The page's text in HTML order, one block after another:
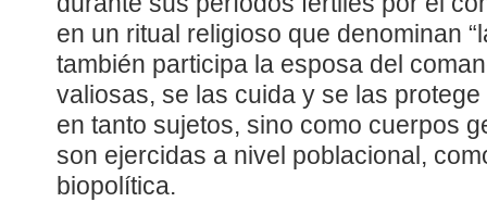
en un ritual religioso que denominan
también participa la esposa del
valiosas, se las cuida y se las
en tanto sujetos, sino como cuerpos
son ejercidas a nivel poblacional,
biopolítica.